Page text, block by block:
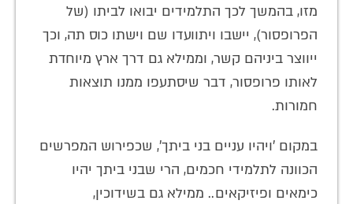
מזו, בהמשך לכך התלמידים יבואו לביתו (של
הפרופסור), יישבו ויתוועדו שם וישתו כוס תה, וכך
ייווצר ביניהם קשר, וממילא גם דרך ארץ מיוחדת
לאותו פרופסור, דבר שיסתעפו ממנו תוצאות
חמורות.
במקום 'ויהיו עניים בני ביתך', שכפירוש המפרשים
הכוונה לתלמידי חכמים, הרי שבני ביתך יהיו
כימאים ופיזיקאים.. ממילא גם בשידוכין,